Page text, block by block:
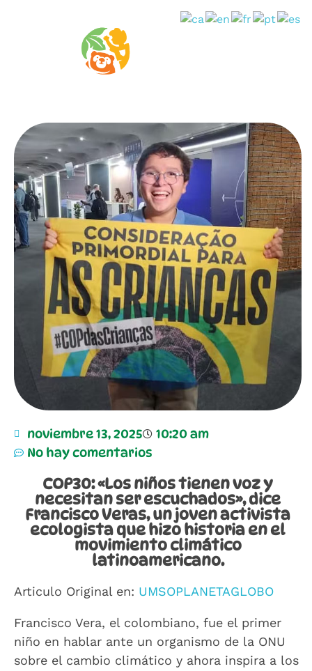
noviembre 13, 2025
10:20 am
No hay comentarios
COP30: «Los niños tienen voz y
necesitan ser escuchados», dice
Francisco Veras, un joven activista
ecologista que hizo historia en el
movimiento climático
latinoamericano.
Articulo Original en: UMSOPLANETAGLOBO
Francisco Vera, el colombiano, fue el primer
niño en hablar ante un organismo de la ONU
sobre el cambio climático y ahora inspira a los